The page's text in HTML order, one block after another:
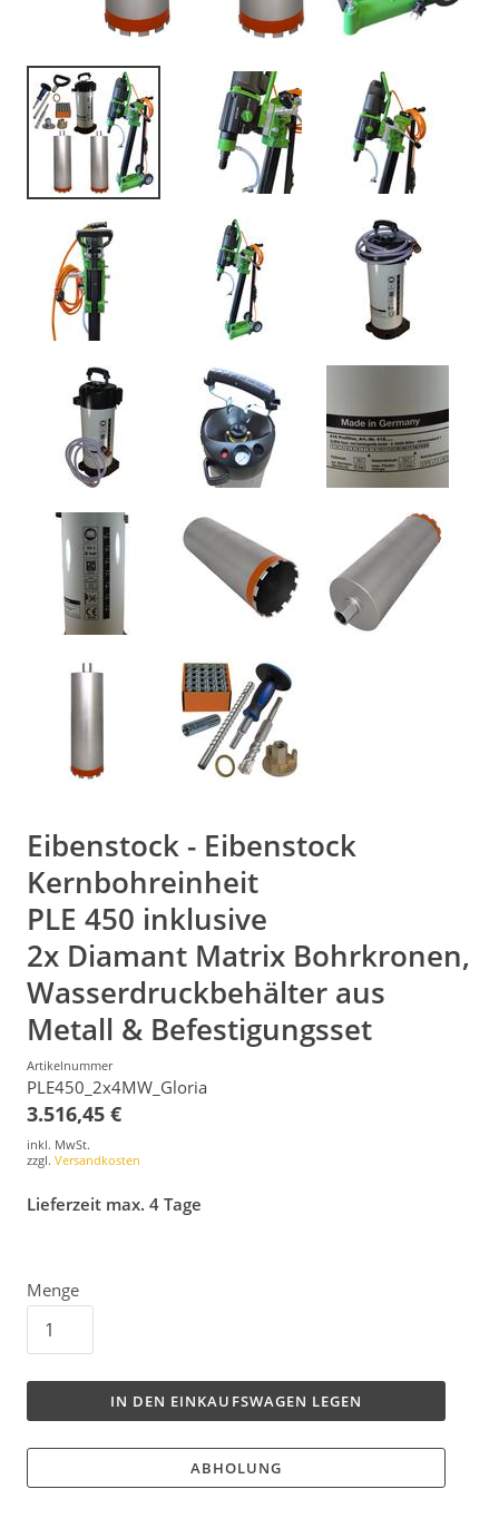
Eibenstock - Eibenstock
Kernbohreinheit
PLE 450 inklusive
2x Diamant Matrix Bohrkronen,
Wasserdruckbehälter aus
Metall & Befestigungsset
Artikelnummer
PLE450_2x4MW_Gloria
3.516,45 €
inkl. MwSt.
zzgl. Versandkosten
Lieferzeit max. 4 Tage
Menge
IN DEN EINKAUFSWAGEN LEGEN
ABHOLUNG